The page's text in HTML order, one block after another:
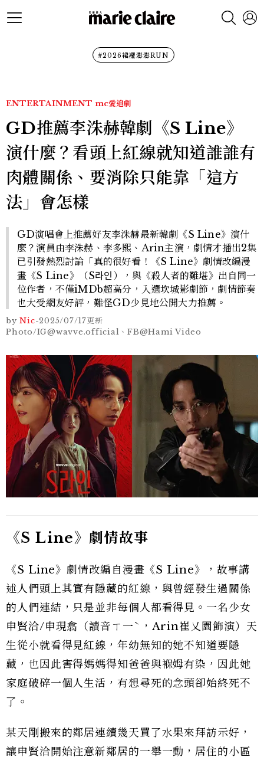
#2026裙襬澎澎RUN
ENTERTAINMENT mc愛追劇
GD推薦李洙赫韓劇《S Line》
演什麼？看頭上紅線就知道誰誰有
肉體關係、要消除只能靠「這方
法」會怎樣
GD演唱會上推薦好友李洙赫最新韓劇《S Line》演什
麼？演員由李洙赫、李多熙、Arin主演，劇情才播出2集
已引發熱烈討論「真的很好看！《S Line》劇情改編漫
畫《S Line》（S라인），與《殺人者的難堪》出自同一
位作者，不僅iMDb超高分，入選坎城影劇節，劇情節奏
也大受網友好評，難怪GD少見地公開大力推薦。
by Nic-2025/07/17更新
Photo/IG@wavve.official、FB@Hami Video
《S Line》劇情故事
《S Line》劇情改編自漫畫《S Line》，故事講
述人們頭上其實有隱藏的紅線，與曾經發生過關係
的人們連結，只是並非每個人都看得見。一名少女
申賢洽/申現翕（讀音ㄒ一ˋ，Arin崔乂園飾演）天
生從小就看得見紅線，年幼無知的她不知道要隱
藏，也因此害得媽媽得知爸爸與褓姆有染，因此她
家庭破碎一個人生活，有想尋死的念頭卻始終死不
了。
某天剛搬來的鄰居連續幾天買了水果來拜訪示好，
讓申賢洽開始注意新鄰居的一舉一動，居住的小區